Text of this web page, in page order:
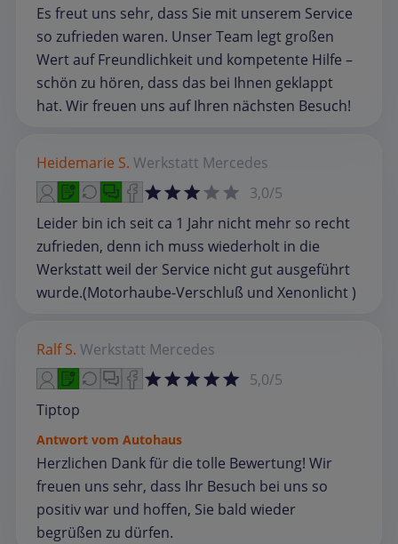
Es freut uns sehr, dass Sie mit unserem Service
so zufrieden waren. Unser Team legt großen
Wert auf Freundlichkeit und kompetente Hilfe –
schön zu hören, dass das bei Ihnen geklappt
hat. Wir freuen uns auf Ihren nächsten Besuch!
Heidemarie S. Werkstatt Mercedes
3,0/5
Leider bin ich seit ca 1 Jahr nicht mehr so recht
zufrieden, denn ich muss wiederholt in die
Werkstatt weil der Service nicht gut ausgeführt
wurde.(Motorhaube-Verschluß und Xenonlicht )
Ralf S. Werkstatt Mercedes
5,0/5
Tiptop
Antwort vom Autohaus
Herzlichen Dank für die tolle Bewertung! Wir
freuen uns sehr, dass Ihr Besuch bei uns so
positiv war und hoffen, Sie bald wieder
begrüßen zu dürfen.